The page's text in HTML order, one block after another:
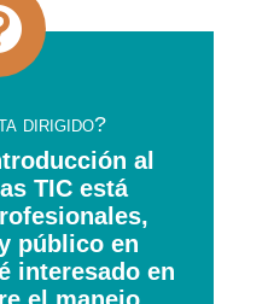
dirigido?
al
TIC está
público en
interesado en